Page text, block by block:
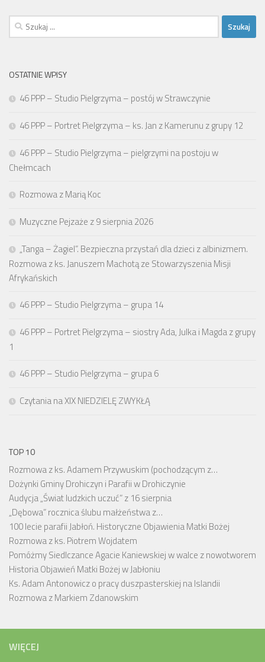
Szukaj:
OSTATNIE WPISY
46 PPP – Studio Pielgrzyma – postój w Strawczynie
46 PPP – Portret Pielgrzyma – ks. Jan z Kamerunu z grupy 12
46 PPP – Studio Pielgrzyma – pielgrzymi na postoju w
Chełmcach
Rozmowa z Marią Koc
Muzyczne Pejzaże z 9 sierpnia 2026
„Tanga – Żagiel”. Bezpieczna przystań dla dzieci z albinizmem.
Rozmowa z ks. Januszem Machotą ze Stowarzyszenia Misji
Afrykańskich
46 PPP – Studio Pielgrzyma – grupa 14
46 PPP – Portret Pielgrzyma – siostry Ada, Julka i Magda z grupy
1
46 PPP – Studio Pielgrzyma – grupa 6
Czytania na XIX NIEDZIELĘ ZWYKŁĄ
TOP 10
Rozmowa z ks. Adamem Przywuskim (pochodzącym z…
Dożynki Gminy Drohiczyn i Parafii w Drohiczynie
Audycja „Świat ludzkich uczuć” z 16 sierpnia
„Dębowa” rocznica ślubu małżeństwa z…
100 lecie parafii Jabłoń. Historyczne Objawienia Matki Bożej
Rozmowa z ks. Piotrem Wojdatem
Pomóżmy Siedlczance Agacie Kaniewskiej w walce z nowotworem
Historia Objawień Matki Bożej w Jabłoniu
Ks. Adam Antonowicz o pracy duszpasterskiej na Islandii
Rozmowa z Markiem Zdanowskim
WIĘCEJ